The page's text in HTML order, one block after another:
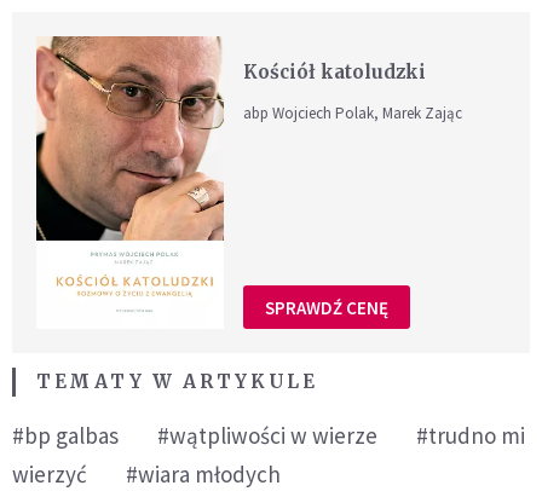
Kościół katoludzki
abp Wojciech Polak, Marek Zając
SPRAWDŹ CENĘ
TEMATY W ARTYKULE
#bp galbas #wątpliwości w wierze
#trudno mi
wierzyć
#wiara młodych